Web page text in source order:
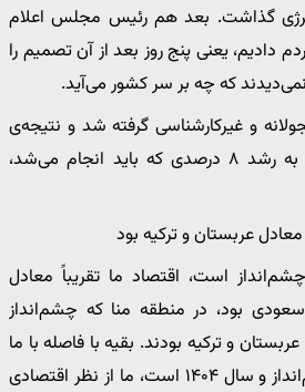
گذاشت. بعد هم رئیس مجلس اعلام
دادیم، یعنی پنج روز بعد از آن تصمیم را
که چه بر سر کشور می‌آید.
و غیرکارشناسی گرفته شد و نتیجه‌ی
آن تصمیمات این شد که به رشد ۸ درصدی که باید انجام می‌شد،
شروع چشم‌انداز است، اقتصاد ما تقریباً معادل
بود، در منطقه منا که چشم‌انداز
و ترکیه بودند. بقیه با فاصله با ما
بودند، امروز که پایان چشم‌انداز و سال ۱۴۰۴ است، ما از نظر اقتصادی